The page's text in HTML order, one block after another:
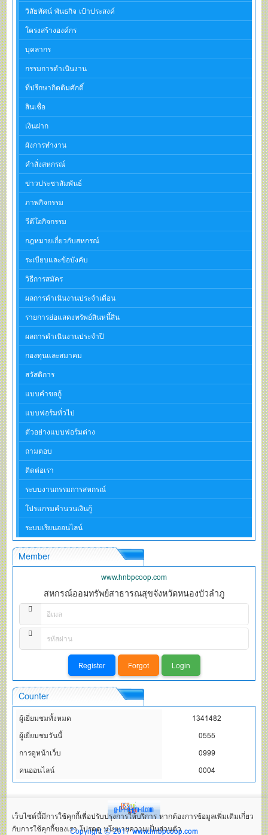
วิสัยทัศน์ พันธกิจ เป้าประสงค์
โครงสร้างองค์กร
บุคลากร
กรรมการดำเนินงาน
ที่ปรึกษากิตติมศักดิ์
สินเชื่อ
เงินฝาก
ผังการทำงาน
คำสั่งสหกรณ์
ข่าวประชาสัมพันธ์
ภาพกิจกรรม
วีดีโอกิจกรรม
กฎหมายเกี่ยวกับสหกรณ์
ระเบียบและข้อบังคับ
วิธีการสมัคร
ผลการดำเนินงานประจำเดือน
รายการย่อแสดงทรัพย์สินหนี้สิน
ผลการดำเนินงานประจำปี
กองทุนและสมาคม
สวัสดิการ
แบบคำขอกู้
แบบฟอร์มทั่วไป
ตัวอย่างแบบฟอร์มต่าง
ถามตอบ
ติดต่อเรา
ระบบงานกรรมการสหกรณ์
โปรแกรมคำนวนเงินกู้
ระบบเรียนออนไลน์
Member
www.hnbpcoop.com
สหกรณ์ออมทรัพย์สาธารณสุขจังหวัดหนองบัวลำภู
Counter
ผู้เยี่ยมชมทั้งหมด
1341482
ผู้เยี่ยมชมวันนี้
0555
การดูหน้าเว็บ
0999
คนออนไลน์
0004
Copyright © 2017www.hnbpcoop.com
เว็บไซต์นี้มีการใช้คุกกี้เพื่อปรับปรุงการให้บริการ หากต้องการข้อมูลเพิ่มเติมเกี่ยว
กับการใช้คุกกี้ของเรา โปรดดู นโยบายความเป็นส่วนตัว